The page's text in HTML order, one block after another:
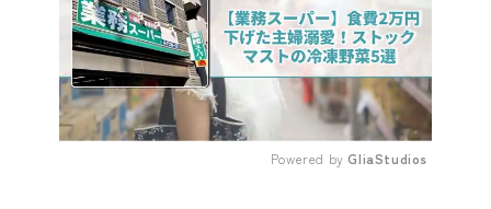
Powered by GliaStudios